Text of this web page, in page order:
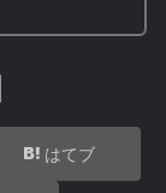
はてブ